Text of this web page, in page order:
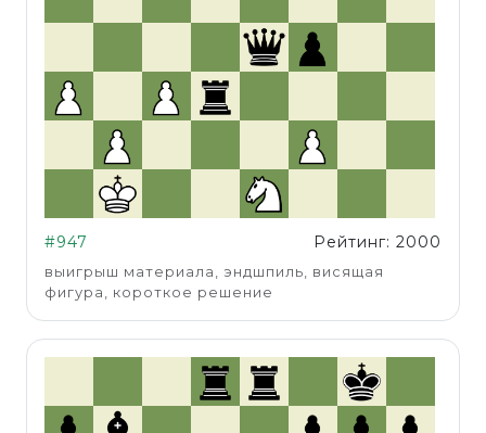
#947 Рейтинг: 2000
выигрыш материала, эндшпиль, висящая
фигура, короткое решение